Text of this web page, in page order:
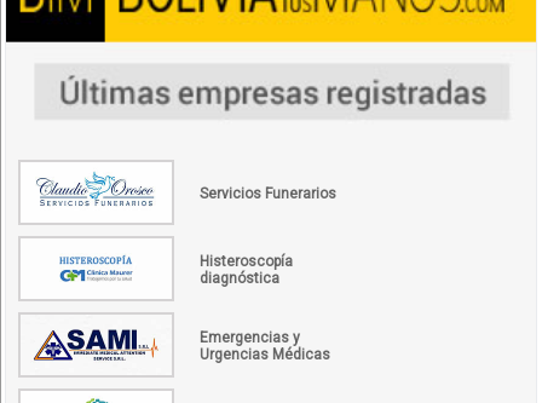
Servicios Funerarios
Histeroscopía
diagnóstica
Emergencias y
Urgencias Médicas